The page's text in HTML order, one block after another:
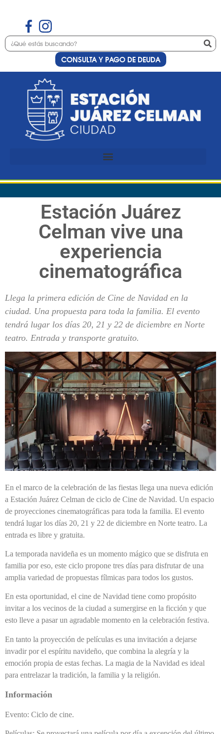
CONSULTA Y PAGO DE DEUDA
Estación Juárez
Celman vive una
experiencia
cinematográfica
Llega la primera edición de Cine de Navidad en la
ciudad. Una propuesta para toda la familia. El evento
tendrá lugar los días 20, 21 y 22 de diciembre en Norte
teatro. Entrada y transporte gratuito.
En el marco de la celebración de las fiestas llega una nueva edición
a Estación Juárez Celman de ciclo de Cine de Navidad. Un espacio
de proyecciones cinematográficas para toda la familia. El evento
tendrá lugar los días 20, 21 y 22 de diciembre en Norte teatro. La
entrada es libre y gratuita.
La temporada navideña es un momento mágico que se disfruta en
familia por eso, este ciclo propone tres días para disfrutar de una
amplia variedad de propuestas fílmicas para todos los gustos.
En esta oportunidad, el cine de Navidad tiene como propósito
invitar a los vecinos de la ciudad a sumergirse en la ficción y que
esto lleve a pasar un agradable momento en la celebración festiva.
En tanto la proyección de películas es una invitación a dejarse
invadir por el espíritu navideño, que combina la alegría y la
emoción propia de estas fechas. La magia de la Navidad es ideal
para entrelazar la tradición, la familia y la religión.
Información
Evento: Ciclo de cine.